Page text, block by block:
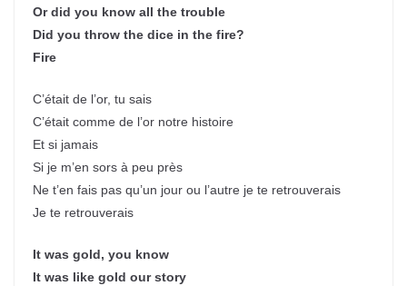
Or did you know all the trouble
Did you throw the dice in the fire?
Fire
C’était de l’or, tu sais
C’était comme de l’or notre histoire
Et si jamais
Si je m’en sors à peu près
Ne t’en fais pas qu’un jour ou l’autre je te retrouverais
Je te retrouverais
It was gold, you know
It was like gold our story